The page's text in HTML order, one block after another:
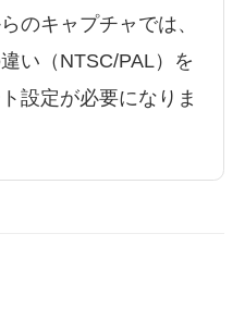
のキャプチャでは、
い（NTSC/PAL）を
設定が必要になりま